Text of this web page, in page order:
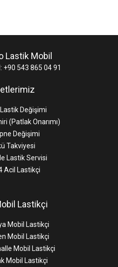
Lastik Mobil
+90 543 865 04 91
Değişimi
(Patlak Onarımı)
Değişimi
Takviyesi
Lastik Servisi
Acil Lastikçi
Lastikçi
Mobil Lastikçi
Mobil Lastikçi
Mobil Lastikçi
Mobil Lastikçi